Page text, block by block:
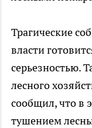
Трагические
власти
серьезностью.
лесного
сообщил, что в
тушением